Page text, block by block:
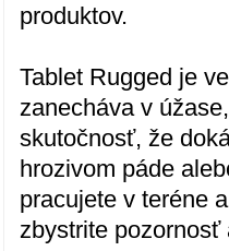
produktov.
Tablet Rugged je
zanecháva v
skutočnosť, že
hrozivom páde
pracujete v teréne
zbystrite